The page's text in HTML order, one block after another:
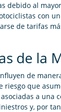
debido al
con
de tarifas
de la
de
que
a una
y, por